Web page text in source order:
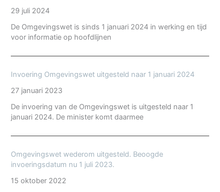
29 juli 2024
De Omgevingswet is sinds 1 januari 2024 in werking en tijd
voor informatie op hoofdlijnen
Invoering Omgevingswet uitgesteld naar 1 januari 2024
27 januari 2023
De invoering van de Omgevingswet is uitgesteld naar 1
januari 2024. De minister komt daarmee
Omgevingswet wederom uitgesteld. Beoogde
invoeringsdatum nu 1 juli 2023.
15 oktober 2022